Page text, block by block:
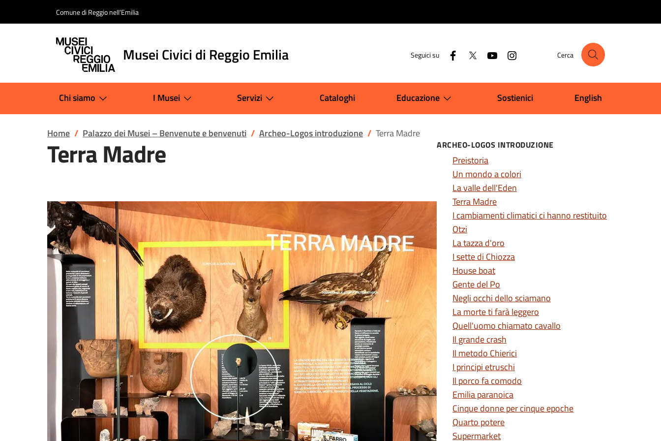
Comune di Reggio nell'Emilia
Musei Civici di Reggio Emilia Seguici su Cerca
Chi siamo I Musei Servizi Cataloghi Educazione Sostienici English
Home Palazzo dei Musei – Benvenute e benvenuti Archeo-Logos introduzione Terra Madre
Terra Madre ARCHEO-LOGOS INTRODUZIONE
Preistoria
Un mondo a colori
La valle dell'Eden
Terra Madre
I cambiamenti climatici ci hanno restituito
Otzi
La tazza d'oro
I sette di Chiozza
House boat
Gente del Po
Negli occhi dello sciamano
La morte ti farà leggero
Quell'uomo chiamato cavallo
Il grande crash
Il metodo Chierici
I principi etruschi
Il porco fa comodo
Emilia paranoica
Cinque donne per cinque epoche
Quarto potere
Supermarket